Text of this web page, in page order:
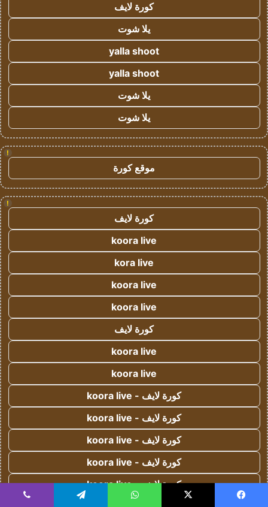
كورة لايف
يلا شوت
yalla shoot
yalla shoot
يلا شوت
يلا شوت
!
موقع كورة
!
كورة لايف
koora live
kora live
koora live
koora live
كورة لايف
koora live
koora live
كورة لايف - koora live
كورة لايف - koora live
كورة لايف - koora live
كورة لايف - koora live
كورة لايف - koora live